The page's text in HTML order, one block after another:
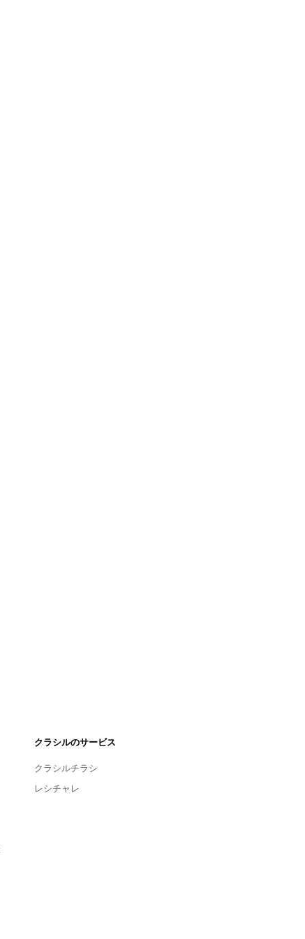
クラシルのサービス
クラシルチラシ
レシチャレ